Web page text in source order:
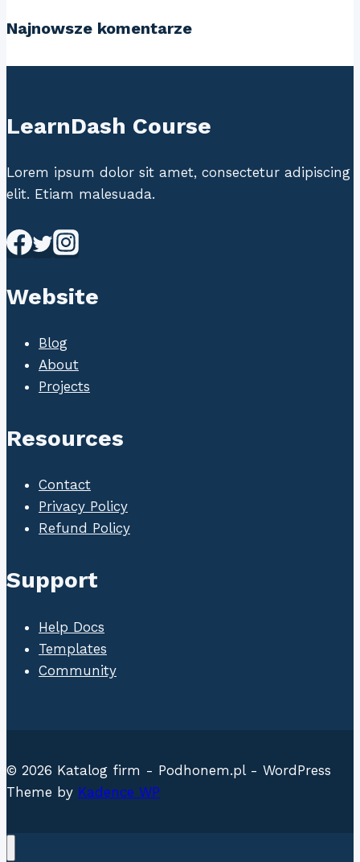
Najnowsze komentarze
LearnDash Course
Lorem ipsum dolor sit amet, consectetur adipiscing
elit. Etiam malesuada.
Website
Blog
About
Projects
Resources
Contact
Privacy Policy
Refund Policy
Support
Help Docs
Templates
Community
© 2026 Katalog firm - Podhonem.pl - WordPress
Theme by Kadence WP